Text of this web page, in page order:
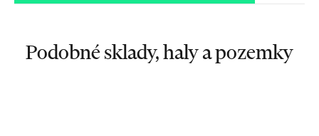
Podobné sklady, haly a pozemky